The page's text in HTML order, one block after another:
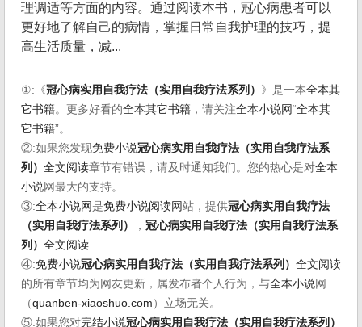
理调适等方面的内容。通过阅读本书，冠心病患者可以
更好地了解自己的病情，掌握日常自我护理的技巧，提
高生活质量，减...
①:《冠心病实用自我疗法（实用自我疗法系列） 》是一本全本其
它书籍。更多好看的全本其它书籍 ，请关注全本小说网“全本其
它书籍”。
②:如果您发现免费小说冠心病实用自我疗法（实用自我疗法系
列） 全文阅读章节有错误，请及时通知我们。您的热心是对全本
小说网最大的支持。
③:全本小说网是免费小说阅读网站，提供冠心病实用自我疗法
（实用自我疗法系列）
， 冠心病实用自我疗法（实用自我疗法系
列） 全文阅读
④:免费小说冠心病实用自我疗法（实用自我疗法系列） 全文阅读
的所有章节均为网友更新，属发布者个人行为，与全本小说网
（quanben-xiaoshuo.com ）立场无关。
⑤:如果您对完结小说冠心病实用自我疗法（实用自我疗法系列）